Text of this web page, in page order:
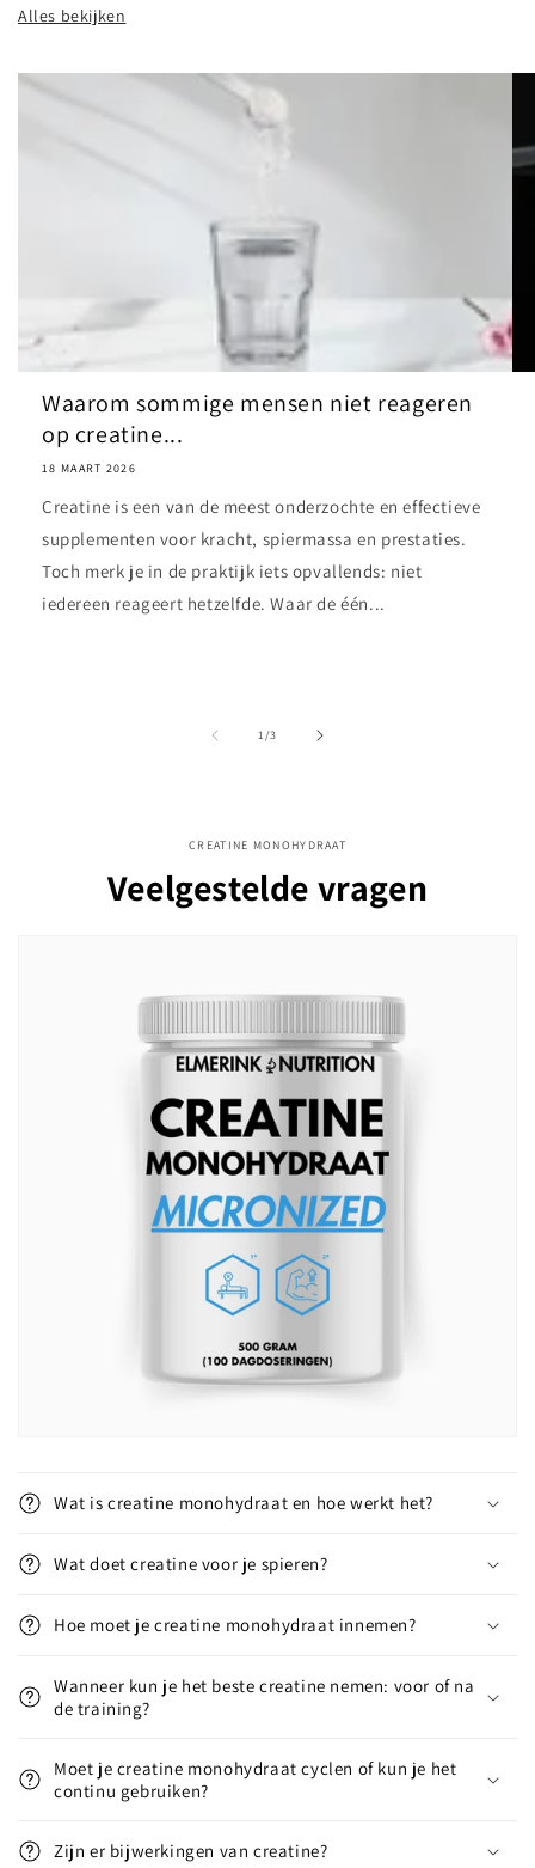
Alles bekijken
Waarom sommige mensen niet reageren
op creatine...
18 MAART 2026
Creatine is een van de meest onderzochte en effectieve
supplementen voor kracht, spiermassa en prestaties.
Toch merk je in de praktijk iets opvallends: niet
iedereen reageert hetzelfde. Waar de één...
1/van
3
CREATINE MONOHYDRAAT
Veelgestelde vragen
Wat is creatine monohydraat en hoe werkt het?
Wat doet creatine voor je spieren?
Hoe moet je creatine monohydraat innemen?
Wanneer kun je het beste creatine nemen: voor of na
de training?
Moet je creatine monohydraat cyclen of kun je het
continu gebruiken?
Zijn er bijwerkingen van creatine?